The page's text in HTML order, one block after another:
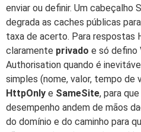
enviar ou definir. Um cabeçalho
degrada as caches públicas
taxa de acerto. Para respostas
claramente privado e só defino
Authorisation quando é
simples (nome, valor, tempo de
HttpOnly e SameSite, para
desempenho andem de mãos
do domínio e do caminho para